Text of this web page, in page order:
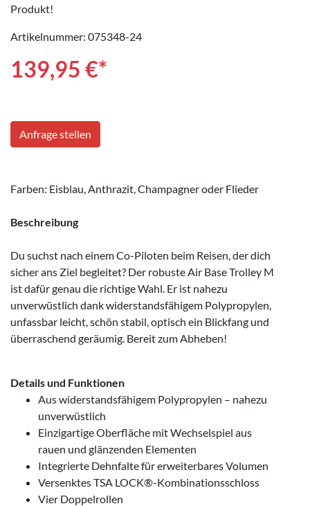
Produkt!
Artikelnummer: 075348-24
139,95 €*
Anfrage stellen
Farben: Eisblau, Anthrazit, Champagner oder Flieder
Beschreibung
Du suchst nach einem Co-Piloten beim Reisen, der dich
sicher ans Ziel begleitet? Der robuste Air Base Trolley M
ist dafür genau die richtige Wahl. Er ist nahezu
unverwüstlich dank widerstandsfähigem Polypropylen,
unfassbar leicht, schön stabil, optisch ein Blickfang und
überraschend geräumig. Bereit zum Abheben!
Details und Funktionen
Aus widerstandsfähigem Polypropylen – nahezu
unverwüstlich
Einzigartige Oberfläche mit Wechselspiel aus
rauen und glänzenden Elementen
Integrierte Dehnfalte für erweiterbares Volumen
Versenktes TSA LOCK®-Kombinationsschloss
Vier Doppelrollen